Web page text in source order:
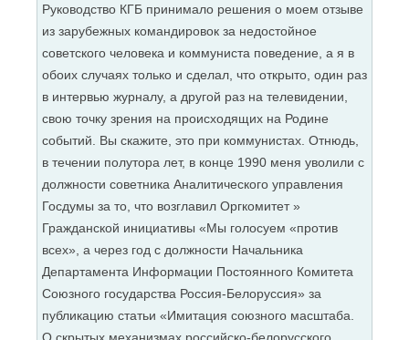
Руководство КГБ принимало решения о моем отзыве
из зарубежных командировок за недостойное
советского человека и коммуниста поведение, а я в
обоих случаях только и сделал, что открыто, один раз
в интервью журналу, а другой раз на телевидении,
свою точку зрения на происходящих на Родине
событий. Вы скажите, это при коммунистах. Отнюдь,
в течении полутора лет, в конце 1990 меня уволили с
должности советника Аналитического управления
Госдумы за то, что возглавил Оргкомитет »
Гражданской инициативы «Мы голосуем «против
всех», а через год с должности Начальника
Департамента Информации Постоянного Комитета
Союзного государства Россия-Белоруссия» за
публикацию статьи «Имитация союзного масштаба.